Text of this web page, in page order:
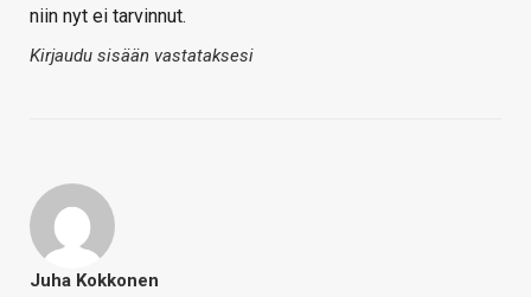
niin nyt ei tarvinnut.
Kirjaudu sisään vastataksesi
Juha Kokkonen